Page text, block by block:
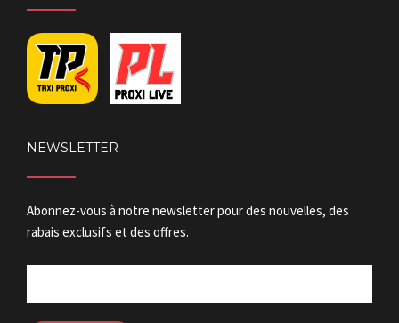
NEWSLETTER
Abonnez-vous à notre newsletter pour des nouvelles, des
rabais exclusifs et des offres.